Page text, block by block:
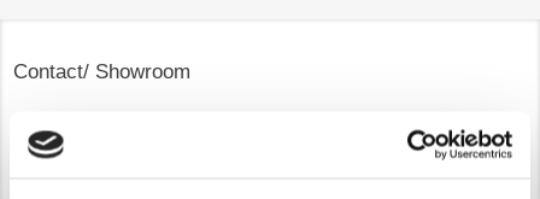
Contact/ Showroom
De Trompet 1141 in Heemskerk
*Uitsluitend op afspraak*